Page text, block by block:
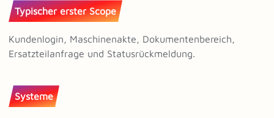
Typischer erster Scope
Kundenlogin, Maschinenakte, Dokumentenbereich,
Ersatzteilanfrage und Statusrückmeldung.
Systeme